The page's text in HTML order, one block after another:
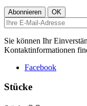
Sie können Ihr
Kontaktinformationen
Facebook
Stücke